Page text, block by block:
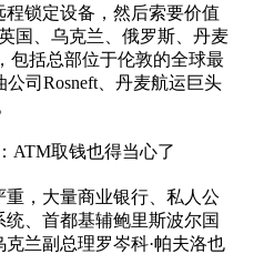
锁定设备，然后索要价值
国、乌克兰、俄罗斯、丹麦
包括总部位于伦敦的全球最
司Rosneft、丹麦航运巨头
，大量商业银行、私人公
、首都基辅鲍里斯波尔国
兰副总理罗岑科·帕夫洛也